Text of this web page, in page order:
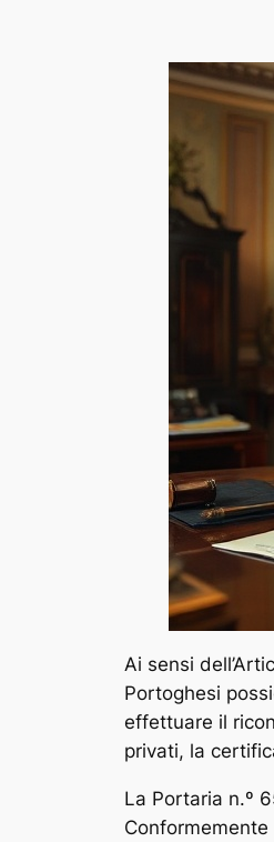
Ai sensi
Portoghesi
effettuare il
privati, la
La Portaria n.º